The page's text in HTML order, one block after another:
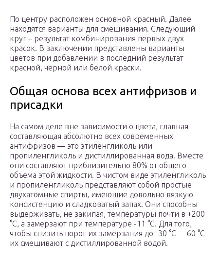
По центру расположен основной красный. Далее
находятся варианты для смешивания. Следующий
круг – результат комбинирования первых двух
красок. В заключении представлены варианты
цветов при добавлении в последний результат
красной, черной или белой краски.
Общая основа всех антифризов и
присадки
На самом деле вне зависимости о цвета, главная
составляющая абсолютно всех современных
антифризов — это этиленгликоль или
пропиленгликоль и дистиллированная вода. Вместе
они составляют приблизительно 80% от общего
объема этой жидкости. В чистом виде этиленгликоль
и пропиленгликоль представляют собой простые
двухатомные спирты, имеющие довольно вязкую
консистенцию и сладковатый запах. Они способны
выдерживать, не закипая, температуры почти в +200
°С, а замерзают при температуре -11 °С. Для того,
чтобы снизить порог их замерзания до -30 °С – -60 °С
их смешивают с дистиллированной водой.